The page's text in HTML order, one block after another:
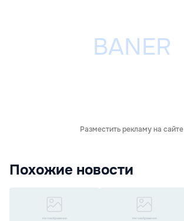
Разместить рекламу на сайте
Похожие новости